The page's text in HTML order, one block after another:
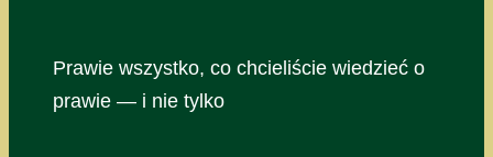
Prawie wszystko, co chcieliście wiedzieć o
prawie — i nie tylko